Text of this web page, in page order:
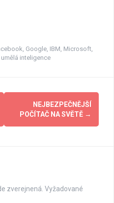
Google IBM Microsoft
umělá inteligence
NEJBEZPEČNĚJŠÍ
POČÍTAČ NA SVĚTĚ →
zverejnená. Vyžadované